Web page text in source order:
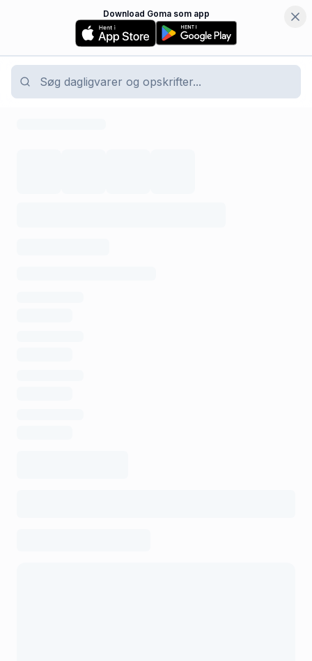
Download Goma som app